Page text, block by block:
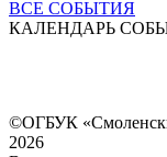
ВСЕ СОБЫТИЯ
КАЛЕНДАРЬ
©ОГБУК
2026